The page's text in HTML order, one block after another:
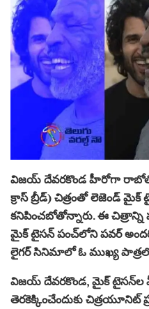
విజయ్ దేవరకొండ హీరోగా
క్రాస్ బ్రీడ్) చిత్రంతో లెజెండ్
కనిపించబోతోన్నారు. ఈ చిత్రాన్ని
మైక్ టైసన్ పంచ్‌లోని పవర్
లైగర్ సినిమాలో ఓ ముఖ్య
విజయ్ దేవరకొండ, మైక్ టైసన్‌ల
తెరకెక్కించేందుకు చిత్రయూనిట్